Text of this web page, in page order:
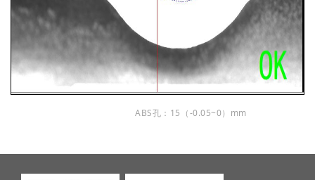
ABS孔：15（-0.05~0）mm